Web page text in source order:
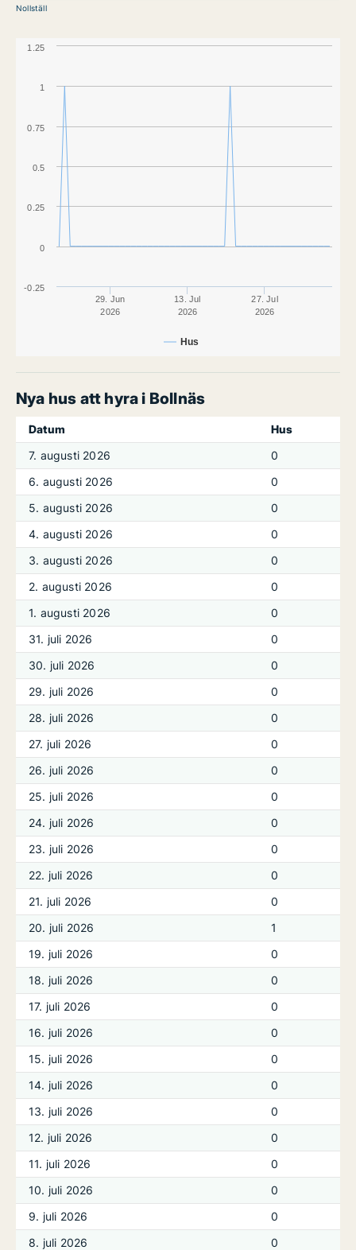
Nollställ
Hus
29. Jun
2026
13. Jul
2026
27. Jul
2026
0
1
-0.25
0.25
0.5
0.75
1.25
Nya hus att hyra i Bollnäs
Datum
Hus
7. augusti 2026
0
6. augusti 2026
0
5. augusti 2026
0
4. augusti 2026
0
3. augusti 2026
0
2. augusti 2026
0
1. augusti 2026
0
31. juli 2026
0
30. juli 2026
0
29. juli 2026
0
28. juli 2026
0
27. juli 2026
0
26. juli 2026
0
25. juli 2026
0
24. juli 2026
0
23. juli 2026
0
22. juli 2026
0
21. juli 2026
0
20. juli 2026
1
19. juli 2026
0
18. juli 2026
0
17. juli 2026
0
16. juli 2026
0
15. juli 2026
0
14. juli 2026
0
13. juli 2026
0
12. juli 2026
0
11. juli 2026
0
10. juli 2026
0
9. juli 2026
0
8. juli 2026
0